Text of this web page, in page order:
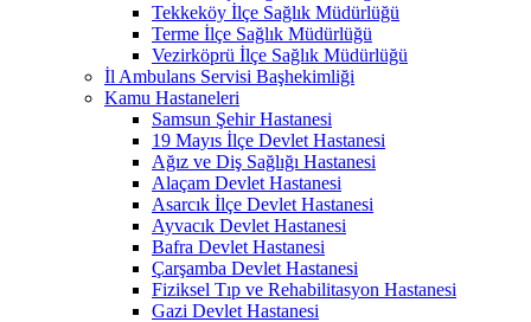
Tekkeköy İlçe Sağlık Müdürlüğü
Terme İlçe Sağlık Müdürlüğü
Vezirköprü İlçe Sağlık Müdürlüğü
İl Ambulans Servisi Başhekimliği
Kamu Hastaneleri
Samsun Şehir Hastanesi
19 Mayıs İlçe Devlet Hastanesi
Ağız ve Diş Sağlığı Hastanesi
Alaçam Devlet Hastanesi
Asarcık İlçe Devlet Hastanesi
Ayvacık Devlet Hastanesi
Bafra Devlet Hastanesi
Çarşamba Devlet Hastanesi
Fiziksel Tıp ve Rehabilitasyon Hastanesi
Gazi Devlet Hastanesi